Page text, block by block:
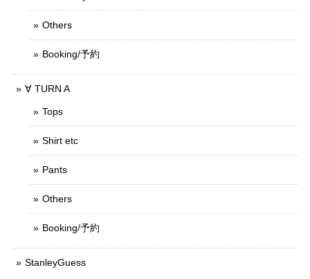
Others
Booking/予約
∀ TURN A
Tops
Shirt etc
Pants
Others
Booking/予約
StanleyGuess